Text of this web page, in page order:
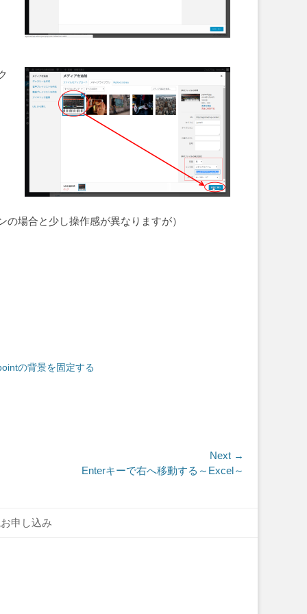
場合と少し操作感が異なりますが）
の背景を固定する
Next →
Enterキーで右へ移動する～Excel～
申し込み